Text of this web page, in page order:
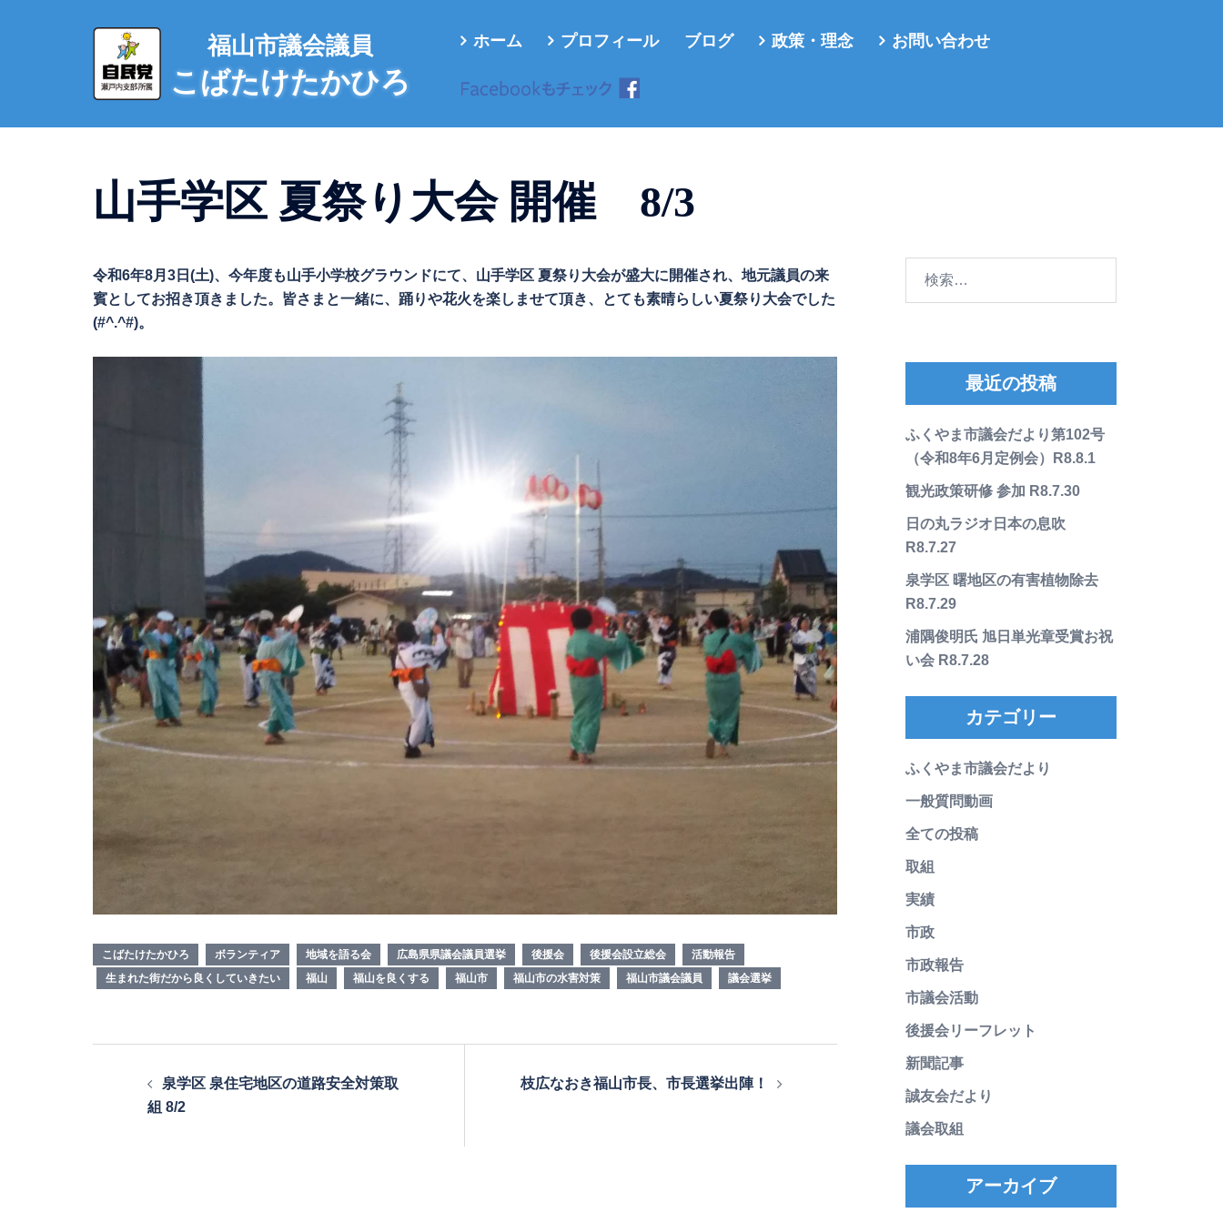
へ
福山市議会議員
こばたけたかひろ
ホーム プロフィール ブログ 政策・理念 お問い合わせ
山手学区 夏祭り大会 開催 8/3
令和6年8月3日(土)、今年度も山手小学校グラウンドにて、山手学区 夏祭り大会が盛大に開催され、地元議員の来
賓としてお招き頂きました。皆さまと一緒に、踊りや花火を楽しませて頂き、とても素晴らしい夏祭り大会でした
(#^.^#)。
こばたけたかひろ ボランティア 地域を語る会 広島県県議会議員選挙 後援会 後援会設立総会
活動報告
生まれた街だから良くしていきたい
福山 福山を良くする 福山市 福山市の水害対策 福山市議会議員 議会選挙
泉学区 泉住宅地区の道路安全対策取
組 8/2
枝広なおき福山市長、市長選挙出陣！
最近の投稿
ふくやま市議会だより第102号
（令和8年6月定例会）R8.8.1
観光政策研修 参加 R8.7.30
日の丸ラジオ日本の息吹
R8.7.27
泉学区 曙地区の有害植物除去
R8.7.29
浦隅俊明氏 旭日単光章受賞お祝
い会 R8.7.28
カテゴリー
ふくやま市議会だより
一般質問動画
全ての投稿
取組
実績
市政
市政報告
市議会活動
後援会リーフレット
新聞記事
誠友会だより
議会取組
アーカイブ